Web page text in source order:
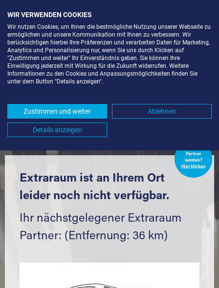
LAGERBOX IN BILLIGHEIM-
UMGEBUNG *
Komfortabel einlagern mit Extraraum
Partner
werden?
Hier klicken
Extraraum ist an Ihrem Ort
leider noch nicht verfügbar.
Ihr nächstgelegener Extraraum
Partner: (Entfernung: 36 km)
WIR VERWENDEN COOKIES
Wir nutzen Cookies, um Ihnen die bestmögliche Nutzung unserer Webseite zu
ermöglichen und unsere Kommunikation mit Ihnen zu verbessern. Wir
berücksichtigen hierbei Ihre Präferenzen und verarbeiten Daten für Marketing,
Analytics und Personalisierung nur, wenn Sie uns durch Klicken auf
"Zustimmen und weiter" Ihr Einverständnis geben. Sie können Ihre
Einwilligung jederzeit mit Wirkung für die Zukunft widerrufen. Weitere
Informationen zu den Cookies und Anpassungsmöglichkeiten finden Sie
unter dem Button "Details anzeigen".
Zustimmen und weiter Ablehnen
Details anzeigen